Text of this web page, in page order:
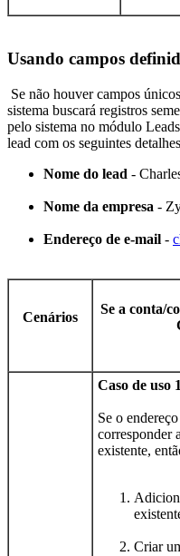
Usando campos
Se não houver campos
sistema buscará registros
pelo sistema no módulo
lead com os seguintes
Nome do lead -
Nome da empresa -
Endereço de e-mail -
Cenários
Se a conta/
Caso de uso 1
Se o
corresponder
existente,
Criar